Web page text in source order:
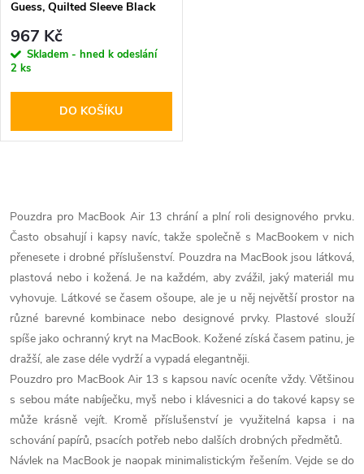
Guess, Quilted Sleeve Black
967 Kč
Skladem - hned k odeslání
2 ks
DO KOŠÍKU
v
l
á
d
a
c
í
p
Pouzdra pro MacBook Air 13 chrání a plní roli designového prvku.
Často obsahují i kapsy navíc, takže společně s MacBookem v nich
přenesete i drobné příslušenství. Pouzdra na MacBook jsou látková,
plastová nebo i kožená. Je na každém, aby zvážil, jaký materiál mu
vyhovuje. Látkové se časem ošoupe, ale je u něj největší prostor na
různé barevné kombinace nebo designové prvky. Plastové slouží
spíše jako ochranný kryt na MacBook. Kožené získá časem patinu, je
dražší, ale zase déle vydrží a vypadá elegantněji.
Pouzdro pro MacBook Air 13 s kapsou navíc oceníte vždy. Většinou
s sebou máte nabíječku, myš nebo i klávesnici a do takové kapsy se
může krásně vejít. Kromě příslušenství je využitelná kapsa i na
schování papírů, psacích potřeb nebo dalších drobných předmětů.
Návlek na MacBook je naopak minimalistickým řešením. Vejde se do